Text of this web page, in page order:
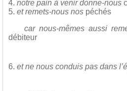
4. notre pain à venir donne-nous
5. et remets-nous nos péchés
car nous-mêmes aussi
débiteur
6. et ne nous conduis pas dans